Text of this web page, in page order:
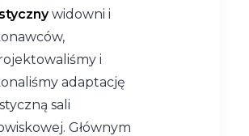
widowni i
i
adaptację
sali
Głównym